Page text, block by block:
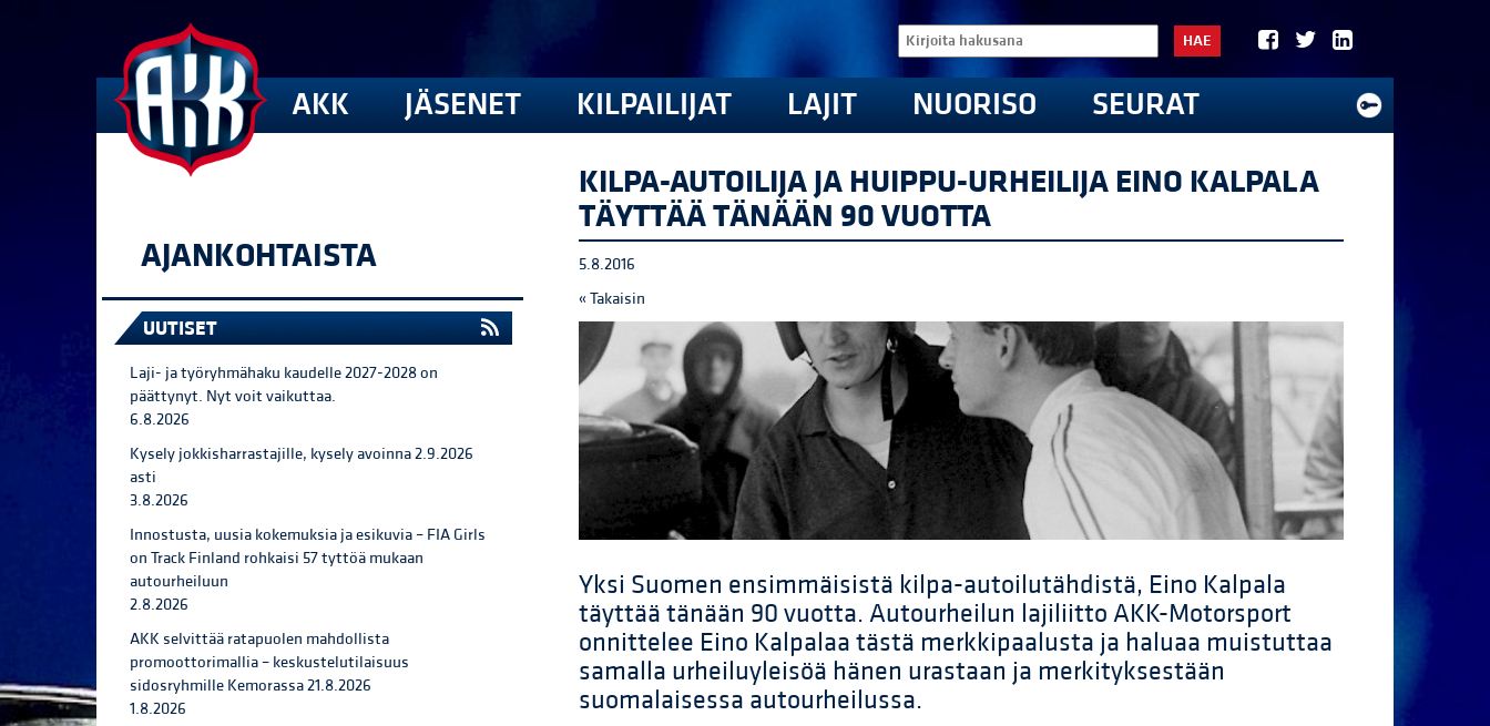
HAE
AKK JÄSENET KILPAILIJAT LAJIT NUORISO SEURAT
AJANKOHTAISTA
UUTISET
Laji- ja työryhmähaku kaudelle 2027-2028 on
päättynyt. Nyt voit vaikuttaa.
6.8.2026
Kysely jokkisharrastajille, kysely avoinna 2.9.2026
asti
3.8.2026
Innostusta, uusia kokemuksia ja esikuvia – FIA Girls
on Track Finland rohkaisi 57 tyttöä mukaan
autourheiluun
2.8.2026
AKK selvittää ratapuolen mahdollista
promoottorimallia – keskustelutilaisuus
sidosryhmille Kemorassa 21.8.2026
1.8.2026
KILPA-AUTOILIJA JA HUIPPU-URHEILIJA EINO KALPALA
TÄYTTÄÄ TÄNÄÄN 90 VUOTTA
5.8.2016
« Takaisin
Yksi Suomen ensimmäisistä kilpa-autoilutähdistä, Eino Kalpala
täyttää tänään 90 vuotta. Autourheilun lajiliitto AKK-Motorsport
onnittelee Eino Kalpalaa tästä merkkipaalusta ja haluaa muistuttaa
samalla urheiluyleisöä hänen urastaan ja merkityksestään
suomalaisessa autourheilussa.